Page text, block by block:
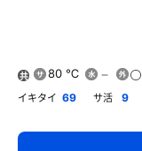
共
80 ℃
イキタイ 69 サ活 9